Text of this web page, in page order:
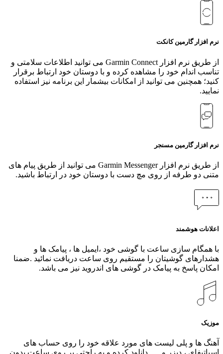
نرم افزار گارمین کانکت
از طریق نرم افزار Garmin Connect می توانید اطلاعات سلامتی و
تناسب اندام خود را مشاهده کرده و با دوستان خود ارتباط برقرار
کنید؛ همچنین می توانید از امکانات بیشمار این برنامه نیز استفاده
نمایید.
نرم افزار گارمین مسنجر
از طریق نرم افزار Garmin Messenger می توانید از طریق پیام های
متنی دو طرفه از روی مچ دست با دوستان خود در ارتباط باشید.
اعلانات هوشمند
با همگام سازی ساعت با گوشی خود ،ایمیل ها ، پیامک ها و
هشدارهای گوشیتان را مستقیم روی ساعت دریافت نمائید .ضمنا
امکان پاسخ به پیامک در گوشی های اندروید نیز می باشد.
موزیک
آهنگ ها و پلی لیست های مورد علاقه خود را روی حساب های
اسپاتیفای ، دیزر و …. دانلود کرده و به راحتی بر روی ساعت بدون